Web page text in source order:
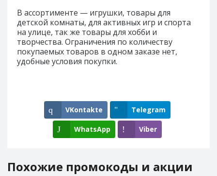
В ассортименте — игрушки, товары для
детской комнаты, для активных игр и спорта
на улице, так же товары для хобби и
творчества. Ограничения по количеству
покупаемых товаров в одном заказе нет,
удобные условия покупки.
VKontakte Telegram
WhatsApp Viber
Похожие промокоды и акции